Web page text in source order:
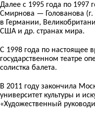
Далее с 1995 года по 1997
Смирнова — Голованова (г.
в Германии,
США и др. странах мира.
С 1998 года по настоящее
государственном театре
солистка балета.
В 2011 году закончила
университет культуры и
«Художественный